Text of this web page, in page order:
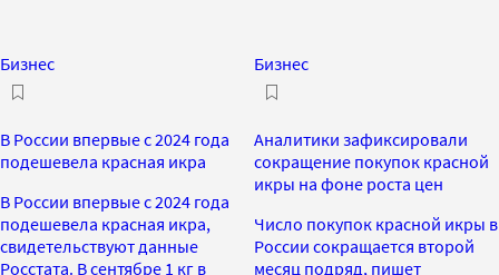
Бизнес
В России впервые с 2024 года
подешевела красная икра
В России впервые с 2024 года
подешевела красная икра,
свидетельствуют данные
Росстата. В сентябре 1 кг в
Бизнес
Аналитики зафиксировали
сокращение покупок красной
икры на фоне роста цен
Число покупок красной икры в
России сокращается второй
месяц подряд, пишет